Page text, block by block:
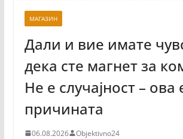
МАГАЗИН
Дали и вие имате
дека сте магнет за
Не е случајност – ова
причината
06.08.2026 Objektivno24